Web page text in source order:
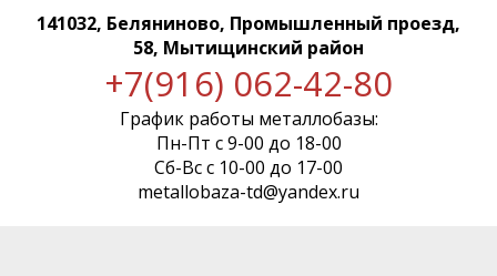
141032, Беляниново, Промышленный проезд,
58, Мытищинский район
+7(916) 062-42-80
График работы металлобазы:
Пн-Пт с 9-00 до 18-00
Сб-Вс с 10-00 до 17-00
metallobaza-td@yandex.ru